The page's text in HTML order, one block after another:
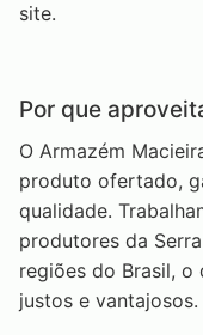
site.
Por que
O Armazém
produto ofertado,
qualidade.
produtores da
regiões do Brasil,
justos e vantajosos.